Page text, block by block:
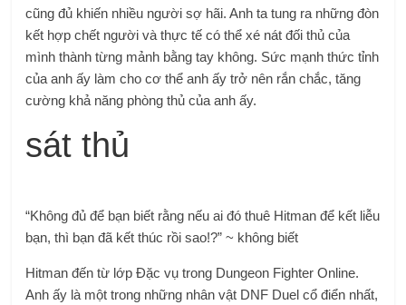
cũng đủ khiến nhiều người sợ hãi. Anh ta tung ra những đòn
kết hợp chết người và thực tế có thể xé nát đối thủ của
mình thành từng mảnh bằng tay không. Sức mạnh thức tỉnh
của anh ấy làm cho cơ thể anh ấy trở nên rắn chắc, tăng
cường khả năng phòng thủ của anh ấy.
sát thủ
“Không đủ để bạn biết rằng nếu ai đó thuê Hitman để kết liễu
bạn, thì bạn đã kết thúc rồi sao!?” ~ không biết
Hitman đến từ lớp Đặc vụ trong Dungeon Fighter Online.
Anh ấy là một trong những nhân vật DNF Duel cổ điển nhất,